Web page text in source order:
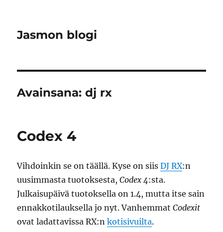
Jasmon blogi
Avainsana:dj rx
Codex 4
Vihdoinkin se on täällä. Kyse on siisDJ RX:n
uusimmasta tuotoksesta,Codex 4:sta.
Julkaisupäivä tuotoksella on 1.4, mutta itse sain
ennakkotilauksella jo nyt. VanhemmatCodexit
ovat ladattavissa RX:nkotisivuilta.